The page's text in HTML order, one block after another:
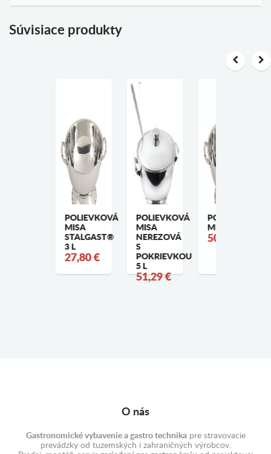
Súvisiace produkty
POLIEVKOVÁ
MISA
STALGAST®
3 L
27,80 €
POLIEVKOVÁ
MISA
NEREZOVÁ
S
POKRIEVKOU
5 L
51,29 €
POLIEVKOVÁ
MISA 5 L
50,31 €
O nás
Gastronomické vybavenie a gastro technikapre stravovacie
prevádzky od tuzemských i zahraničných výrobcov.